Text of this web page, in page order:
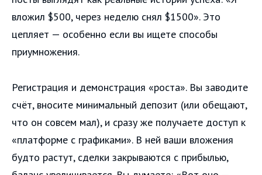
вложил $500, через неделю снял $1500». Это
цепляет — особенно если вы ищете способы
приумножения.
Регистрация и демонстрация «роста». Вы заводите
счёт, вносите минимальный депозит (или обещают,
что он совсем мал), и сразу же получаете доступ к
«платформе с графиками». В ней ваши вложения
будто растут, сделки закрываются с прибылью,